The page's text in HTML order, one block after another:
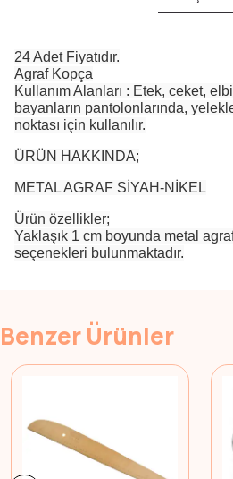
24 Adet Fiyatıdır.
Agraf Kopça
Kullanım Alanları : Etek, ceket,
bayanların pantolonlarında,
noktası için kullanılır.
ÜRÜN HAKKINDA;
METAL AGRAF SİYAH-NİKEL
Ürün özellikler;
Yaklaşık 1 cm boyunda metal
seçenekleri bulunmaktadır.
Benzer Ürünler